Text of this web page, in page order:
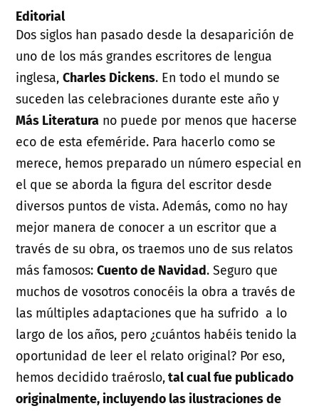
Editorial
Dos siglos han pasado desde la desaparición de
uno de los más grandes escritores de lengua
inglesa,Charles Dickens. En todo el mundo se
suceden las celebraciones durante este año y
Más Literatura no puede por menos que hacerse
eco de esta efeméride. Para hacerlo como se
merece, hemos preparado un número especial en
el que se aborda la figura del escritor desde
diversos puntos de vista. Además, como no hay
mejor manera de conocer a un escritor que a
través de su obra, os traemos uno de sus relatos
más famosos:Cuento de Navidad. Seguro que
muchos de vosotros conocéis la obra a través de
las múltiples adaptaciones que ha sufrido a lo
largo de los años, pero ¿cuántos habéis tenido la
oportunidad de leer el relato original? Por eso,
hemos decidido traéroslo,tal cual fue publicado
originalmente, incluyendo las ilustraciones de